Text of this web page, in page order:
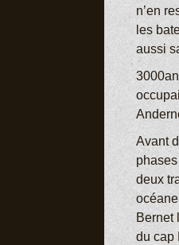
n’en
les
aussi
Avant
deux
Bernet
du cap